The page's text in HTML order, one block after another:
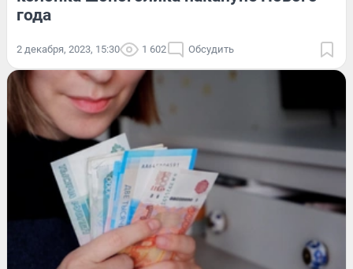
года
2 декабря, 2023, 15:30 1 602 Обсудить